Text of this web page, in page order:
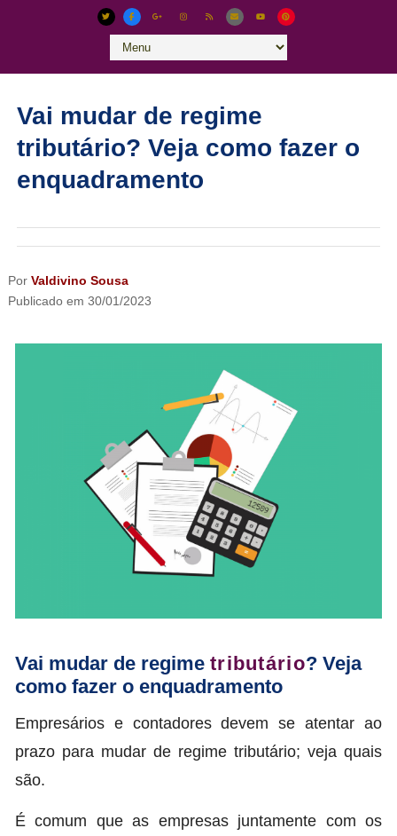
Vai mudar de regime
tributário? Veja como fazer o
enquadramento
Por Valdivino Sousa
Publicado em 30/01/2023
Vai mudar de regime tributário? Veja
como fazer o enquadramento
Empresários e contadores devem se atentar ao
prazo para mudar de regime tributário; veja quais
são.
É comum que as empresas juntamente com os